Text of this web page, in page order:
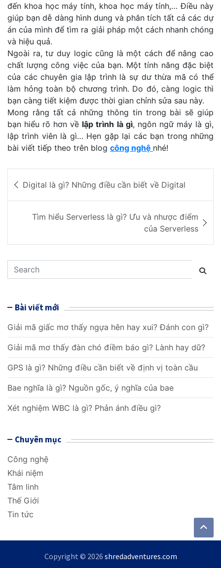
đến khoa học máy tính, khoa học máy tính,… Điều này
giúp bạn dễ dàng hình dung và phân tích tất cả các dự
án của mình để tìm ra giải pháp một cách nhanh chóng
và hiệu quả.
Ngoài ra, tư duy logic cũng là một cách để nâng cao
chất lượng công việc của bạn. Một tính năng đặc biệt
của các chuyên gia lập trình là sự dư thừa mã có thể
làm hỏng toàn bộ chương trình. Do đó, càng logic thì
bạn càng tiết kiệm được thời gian chỉnh sửa sau này.
Mong rằng tất cả những thông tin trong bài sẽ giúp
bạn hiểu rõ hơn về lập trình là gì, ngôn ngữ máy là gì,
lập trình viên là gì… Hẹn gặp lại các bạn trong những
bài viết tiếp theo trên blog công nghệ nhé!
Đ
i
ư
n
g
b
à
i
v
ế
t
Digital là gì? Những điều cần biết về Digital
Tìm hiểu Serverless là gì? Ưu và nhược điểm
của Serverless
e
h
Bài viết mới
Giải mã giấc mơ thấy ngựa hên hay xui? Đánh con gì?
Giải mã mơ thấy đàn chó điềm báo gì? Lành hay dữ?
GPS là gì? Những điều cần biết về định vị toàn cầu
Bae nghĩa là gì? Nguồn gốc, ý nghĩa của bae
Xét nghiệm WBC là gì? Phản ánh điều gì?
Chuyên mục
Công nghệ
Khái niệm
Tâm linh
Thế Giới
Tin tức
Copyright © 2026 shredadventures.com